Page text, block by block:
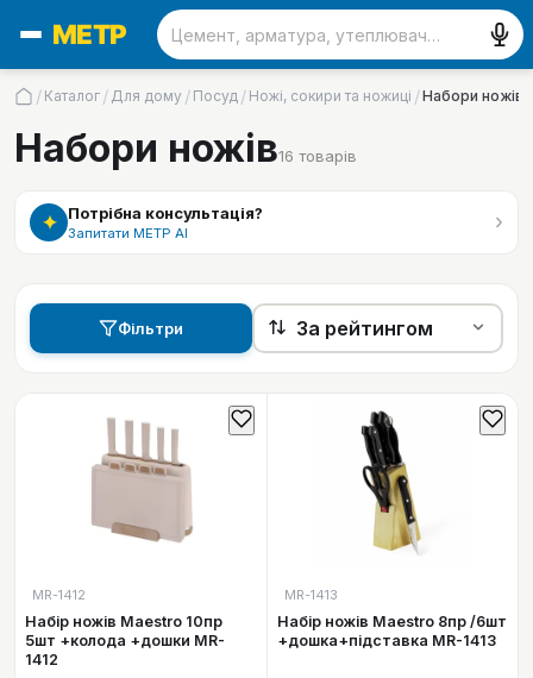
/ Каталог / Для дому / Посуд / Ножі, сокири та ножиці /Набори ножів
Набори ножів16 товарів
✦ Потрібна консультація?
Запитати МЕТР АІ ›
Фільтри
MR-1412
Набір ножів Maestro 10пр
5шт +колода +дошки MR-
1412
MR-1413
Набір ножів Maestro 8пр /6шт
+дошка+підставка MR-1413